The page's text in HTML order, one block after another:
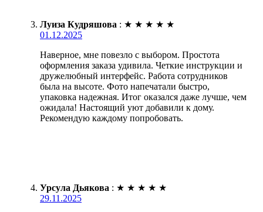
Луиза Кудряшова : ★ ★ ★ ★ ★
01.12.2025
Наверное, мне повезло с выбором. Простота
оформления заказа удивила. Четкие инструкции и
дружелюбный интерфейс. Работа сотрудников
была на высоте. Фото напечатали быстро,
упаковка надежная. Итог оказался даже лучше, чем
ожидала! Настоящий уют добавили к дому.
Рекомендую каждому попробовать.
Урсула Дьякова : ★ ★ ★ ★ ★
29.11.2025